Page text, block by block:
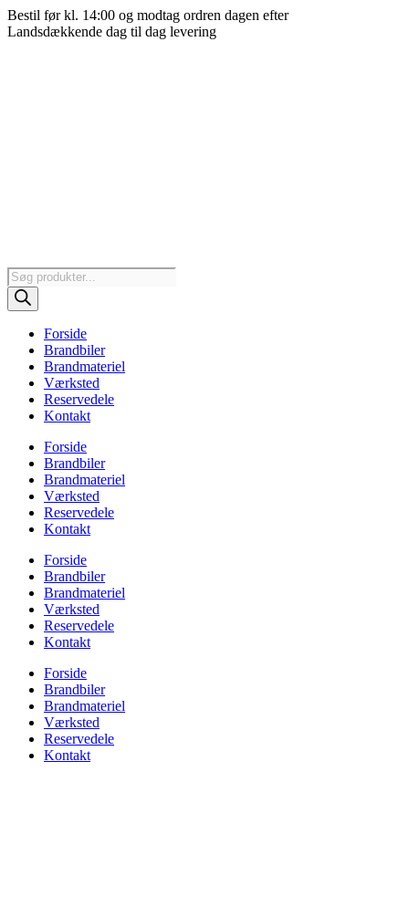
Videre
til
Bestil før kl. 14:00 og modtag ordren dagen efter
Landsdækkende dag til dag levering
Products
search
Forside
Brandbiler
Brandmateriel
Værksted
Reservedele
Kontakt
Forside
Brandbiler
Brandmateriel
Værksted
Reservedele
Kontakt
Forside
Brandbiler
Brandmateriel
Værksted
Reservedele
Kontakt
Forside
Brandbiler
Brandmateriel
Værksted
Reservedele
Kontakt